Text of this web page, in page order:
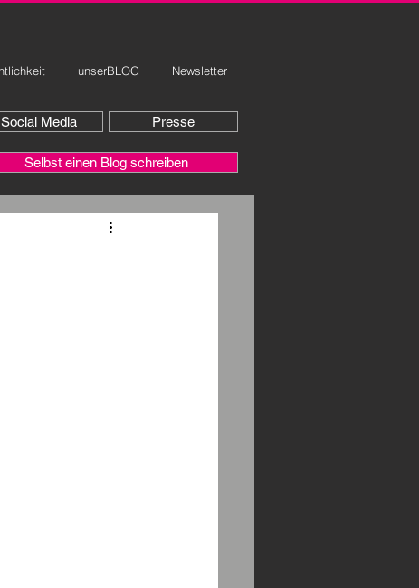
unserBLOG Newsletter
Social Media Presse
Selbst einen Blog schreiben